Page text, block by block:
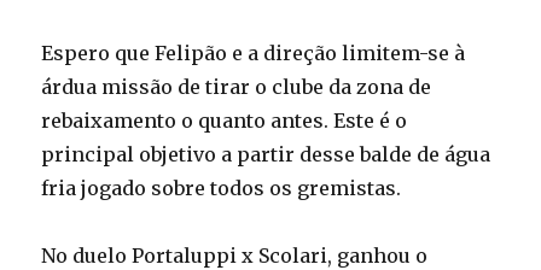
Espero que Felipão e a direção limitem-se à
árdua missão de tirar o clube da zona de
rebaixamento o quanto antes. Este é o
principal objetivo a partir desse balde de água
fria jogado sobre todos os gremistas.
No duelo Portaluppi x Scolari, ganhou o